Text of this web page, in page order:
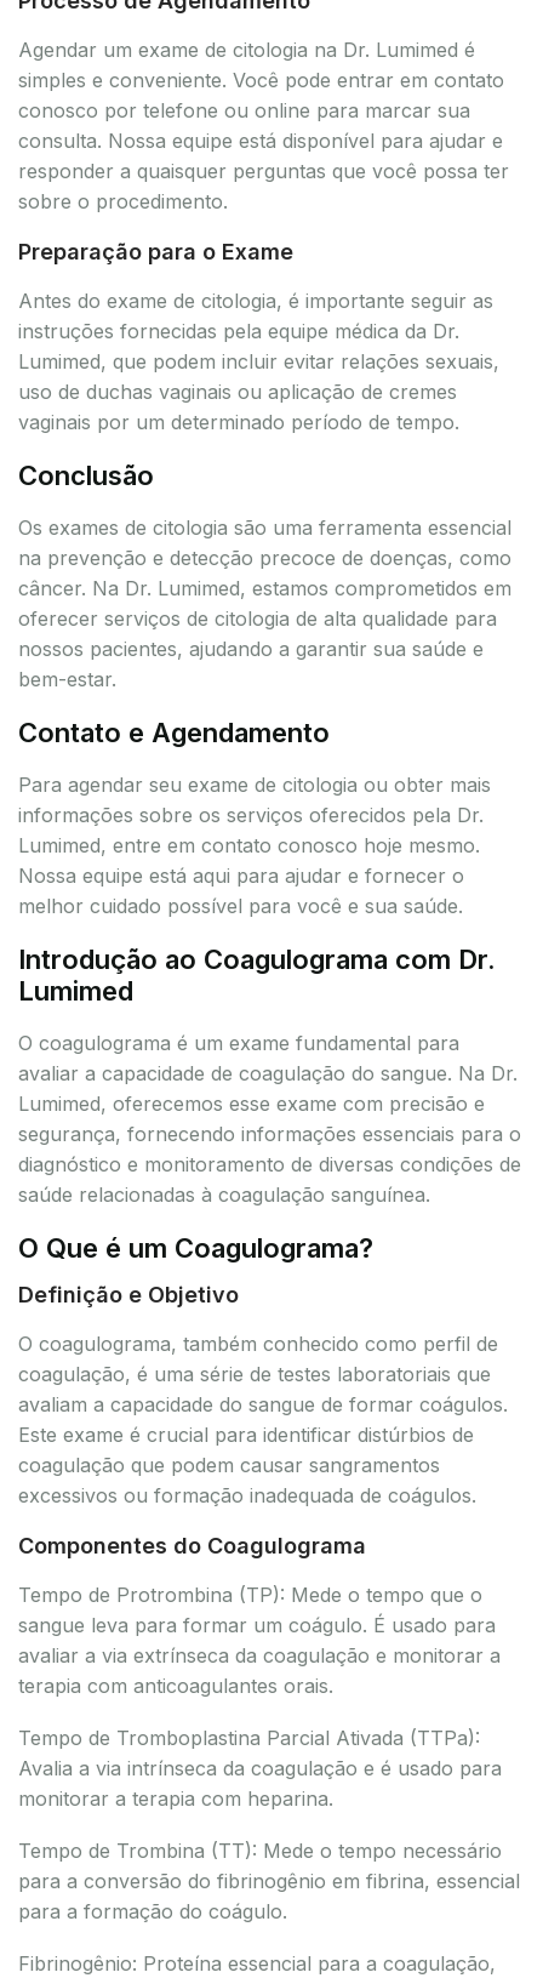
Agendar um exame de citologia na Dr. Lumimed é
simples e conveniente. Você pode entrar em contato
conosco por telefone ou online para marcar sua
consulta. Nossa equipe está disponível para ajudar e
responder a quaisquer perguntas que você possa ter
sobre o procedimento.
Preparação para o Exame
Antes do exame de citologia, é importante seguir as
instruções fornecidas pela equipe médica da Dr.
Lumimed, que podem incluir evitar relações sexuais,
uso de duchas vaginais ou aplicação de cremes
vaginais por um determinado período de tempo.
Conclusão
Os exames de citologia são uma ferramenta essencial
na prevenção e detecção precoce de doenças, como
câncer. Na Dr. Lumimed, estamos comprometidos em
oferecer serviços de citologia de alta qualidade para
nossos pacientes, ajudando a garantir sua saúde e
bem-estar.
Contato e Agendamento
Para agendar seu exame de citologia ou obter mais
informações sobre os serviços oferecidos pela Dr.
Lumimed, entre em contato conosco hoje mesmo.
Nossa equipe está aqui para ajudar e fornecer o
melhor cuidado possível para você e sua saúde.
Introdução ao Coagulograma com Dr.
Lumimed
O coagulograma é um exame fundamental para
avaliar a capacidade de coagulação do sangue. Na Dr.
Lumimed, oferecemos esse exame com precisão e
segurança, fornecendo informações essenciais para o
diagnóstico e monitoramento de diversas condições de
saúde relacionadas à coagulação sanguínea.
O Que é um Coagulograma?
Definição e Objetivo
O coagulograma, também conhecido como perfil de
coagulação, é uma série de testes laboratoriais que
avaliam a capacidade do sangue de formar coágulos.
Este exame é crucial para identificar distúrbios de
coagulação que podem causar sangramentos
excessivos ou formação inadequada de coágulos.
Componentes do Coagulograma
Tempo de Protrombina (TP): Mede o tempo que o
sangue leva para formar um coágulo. É usado para
avaliar a via extrínseca da coagulação e monitorar a
terapia com anticoagulantes orais.
Tempo de Tromboplastina Parcial Ativada (TTPa):
Avalia a via intrínseca da coagulação e é usado para
monitorar a terapia com heparina.
Tempo de Trombina (TT): Mede o tempo necessário
para a conversão do fibrinogênio em fibrina, essencial
para a formação do coágulo.
Fibrinogênio: Proteína essencial para a coagulação,